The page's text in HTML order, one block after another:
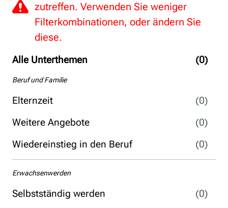
Alle Unterthemen (0)
Beruf und Familie
Elternzeit
(0)
Weitere Angebote
(0)
Wiedereinstieg in den Beruf
(0)
Erwachsenwerden
Selbstständig werden
(0)
zutreffen. Verwenden Sie weniger
Filterkombinationen, oder ändern Sie
diese.